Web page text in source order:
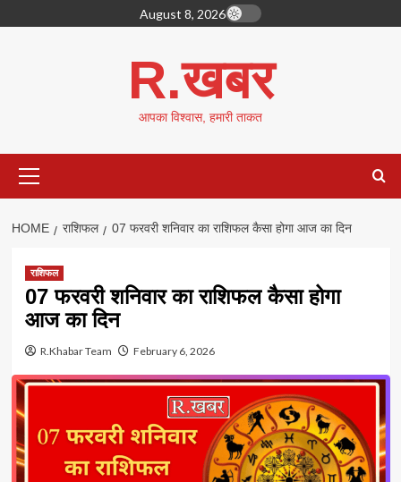
to
August 8, 2026
R.खबर
आपका विश्वास, हमारी ताकत
Menu
HOME राशिफल 07 फरवरी शनिवार का राशिफल कैसा होगा आज का दिन
राशिफल
07 फरवरी शनिवार का राशिफल कैसा होगा
आज का दिन
R.Khabar Team February 6, 2026